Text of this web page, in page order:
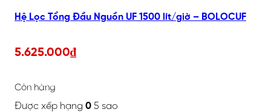
Hệ Lọc Tổng Đầu Nguồn UF 1500 lít/giờ – BOLOCUF
5.625.000₫
Còn hàng
Được xếp hạng 0 5 sao